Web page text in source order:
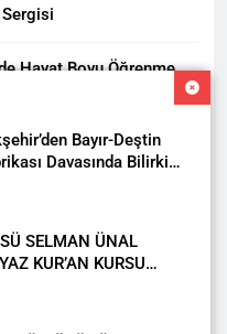
Bayır-Deştin
Davasında Bilirkişi
SELMAN ÜNAL
KUR’AN KURSU
Hayat Boyu Öğrenme
Sergisiyle Başladı
PARK PROJESİ İÇİN
YETKİ VERİLDİ
Akçay Deresi Tepkisi
Vatandaşın Sesini